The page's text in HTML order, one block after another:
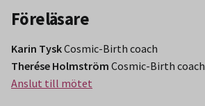
Föreläsare
Karin TyskCosmic-Birth coach
Therése Holmström Cosmic-Birth coach
Anslut till mötet